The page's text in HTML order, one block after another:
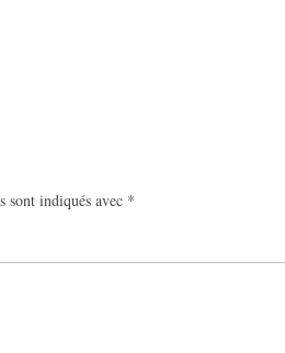
sont indiqués avec *